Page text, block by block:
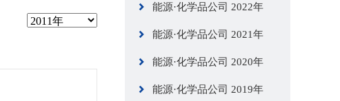
能源·化学品公司 2022年
能源·化学品公司 2021年
能源·化学品公司 2020年
能源·化学品公司 2019年